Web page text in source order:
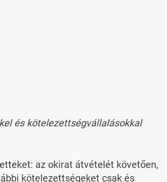
és kötelezettségvállalásokkal
az okirat átvételét követően,
kötelezettségeket csak és